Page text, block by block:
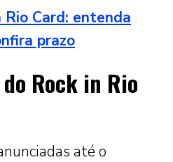
Rio Card: entenda
prazo
Rock in Rio
até o